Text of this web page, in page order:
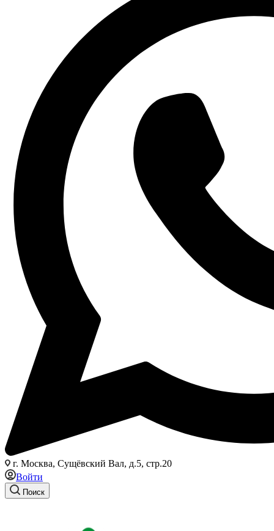
г. Москва, Сущёвский Вал, д.5, стр.20
Войти
Поиск